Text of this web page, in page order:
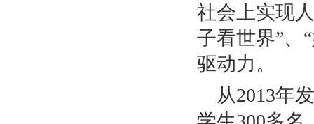
社会上实现
子看世界”、
驱动力。
从2013年